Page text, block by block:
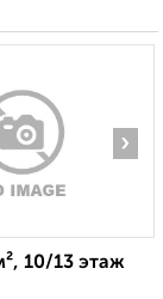
›
10/13 этаж